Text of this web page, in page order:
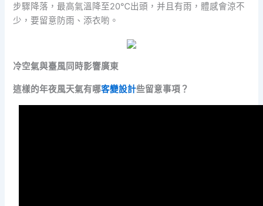
步驟降落，最高氣溫降至20℃出頭，并且有雨，體感會涼不
少，要留意防雨、添衣喲。
冷空氣與臺風同時影響廣東
這樣的年夜風天氣有哪客變設計些留意事項？